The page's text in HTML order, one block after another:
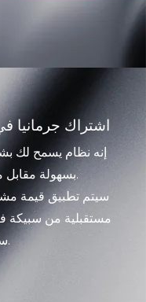
اشتراك جرمانيا
إنه نظام يسمح لك
بسهولة مقابل مبلغ ثابت كل شهر.
سيتم تطبيق قيمة
مستقبلية من سبيكة
سك العملة الألمانية.